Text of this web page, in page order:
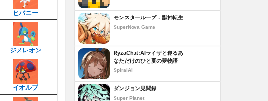
ヒバニー
ジメレオン
イオルブ
モンスターループ：獣神転生
SuperNova Game
RyzaChat:AIライザと創るあ
なただけのひと夏の夢物語
SpiralAI
ダンジョン見聞録
Super Planet